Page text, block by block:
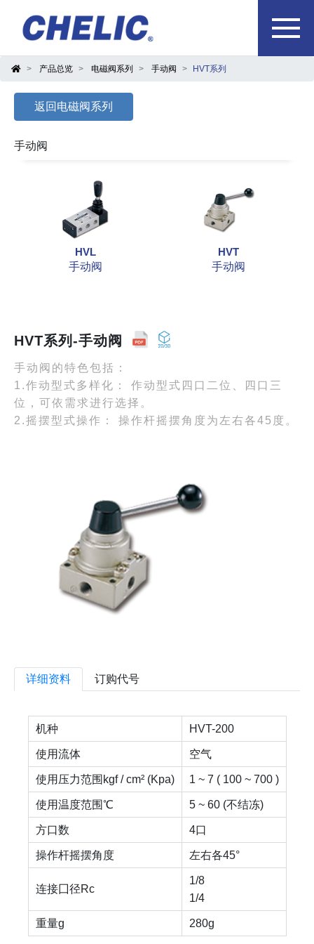
产品总览 电磁阀系列 手动阀 HVT系列
返回电磁阀系列
手动阀
HVL
手动阀
HVT
手动阀
HVT系列-手动阀
手动阀的特色包括：
1.作动型式多样化： 作动型式四口二位、四口三
位，可依需求进行选择。
2.摇摆型式操作： 操作杆摇摆角度为左右各45度。
详细资料 订购代号
机种 HVT-200
使用流体 空气
使用压力范围kgf / cm² (Kpa) 1 ~ 7 ( 100 ~ 700 )
使用温度范围℃ 5 ~ 60 (不结冻)
方口数 4口
操作杆摇摆角度 左右各45°
连接囗径Rc
1/8
1/4
重量g 280g